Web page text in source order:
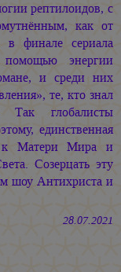
рептилоидов, с
как от
в финале сериала
энергии
и среди них
те, кто знал
Так глобалисты
единственная
к Матери Мира и
Созерцать эту
шоу Антихриста и
28.07.2021